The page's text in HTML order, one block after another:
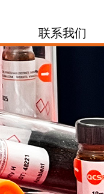
联系我们